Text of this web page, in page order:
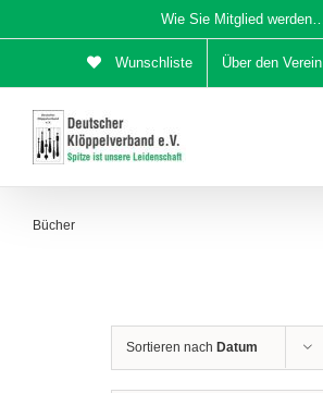
Inhalt
Wie Sie Mitglied werden…
Wunschliste Über den Verein
Bücher
Sortieren nach Datum